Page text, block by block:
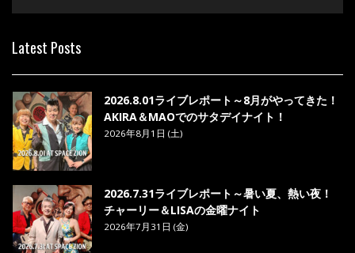
7. ベストフレンド - MAO
Latest Posts
2026.8.01ライブレポート～8月がやってきた！
AKIRA＆MAOでのサタデイナイト！
2026年8月1日 (土)
2026.7.31ライブレポート～暑い夏、熱い夜！
チャーリー＆LISAの金曜ナイト
2026年7月31日 (金)